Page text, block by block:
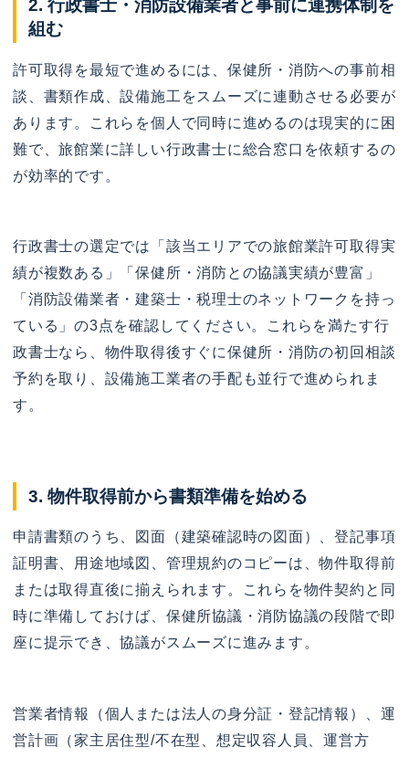
2. 行政書士・消防設備業者と事前に連携体制を
組む
許可取得を最短で進めるには、保健所・消防への事前相
談、書類作成、設備施工をスムーズに連動させる必要が
あります。これらを個人で同時に進めるのは現実的に困
難で、旅館業に詳しい行政書士に総合窓口を依頼するの
が効率的です。
行政書士の選定では「該当エリアでの旅館業許可取得実
績が複数ある」「保健所・消防との協議実績が豊富」
「消防設備業者・建築士・税理士のネットワークを持っ
ている」の3点を確認してください。これらを満たす行
政書士なら、物件取得後すぐに保健所・消防の初回相談
予約を取り、設備施工業者の手配も並行で進められま
す。
3. 物件取得前から書類準備を始める
申請書類のうち、図面（建築確認時の図面）、登記事項
証明書、用途地域図、管理規約のコピーは、物件取得前
または取得直後に揃えられます。これらを物件契約と同
時に準備しておけば、保健所協議・消防協議の段階で即
座に提示でき、協議がスムーズに進みます。
営業者情報（個人または法人の身分証・登記情報）、運
営計画（家主居住型/不在型、想定収容人員、運営方